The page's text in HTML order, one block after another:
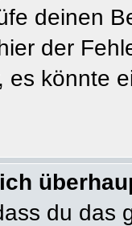
deinen
der
es könnte
du das